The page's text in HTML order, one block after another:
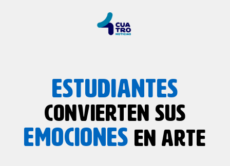
ESTUDIANTES
CONVIERTEN SUS
EMOCIONES EN ARTE